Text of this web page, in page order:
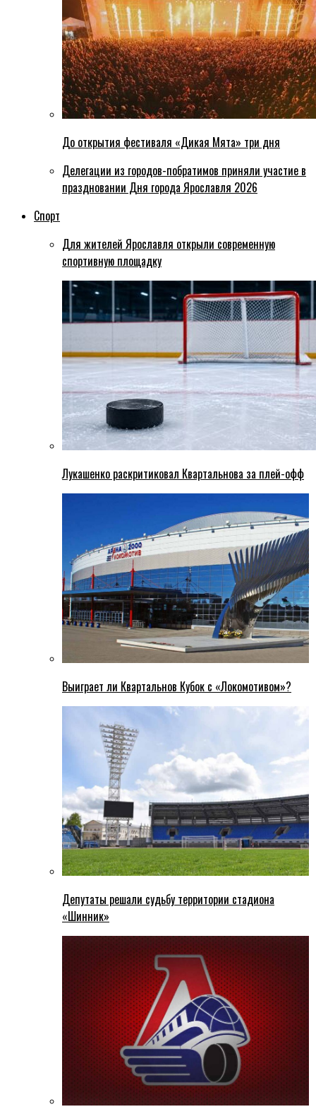
До открытия фестиваля «Дикая Мята» три дня
Делегации из городов-побратимов приняли участие в
праздновании Дня города Ярославля 2026
Спорт
Для жителей Ярославля открыли современную
спортивную площадку
Лукашенко раскритиковал Квартальнова за плей-офф
Выиграет ли Квартальнов Кубок с «Локомотивом»?
Депутаты решали судьбу территории стадиона
«Шинник»